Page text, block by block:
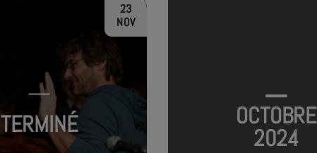
23
NOV
TERMINÉ
OCTOBRE
2024